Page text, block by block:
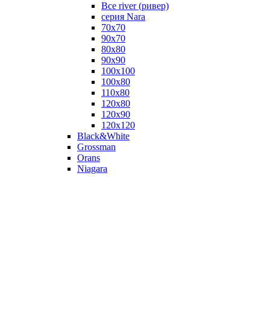
Все river (ривер)
серия Nara
70х70
90х70
80x80
90x90
100x100
100х80
110х80
120x80
120х90
120х120
Black&White
Grossman
Orans
Niagara